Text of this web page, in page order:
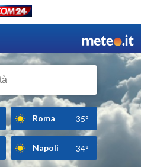
Roma 35°
Napoli 34°